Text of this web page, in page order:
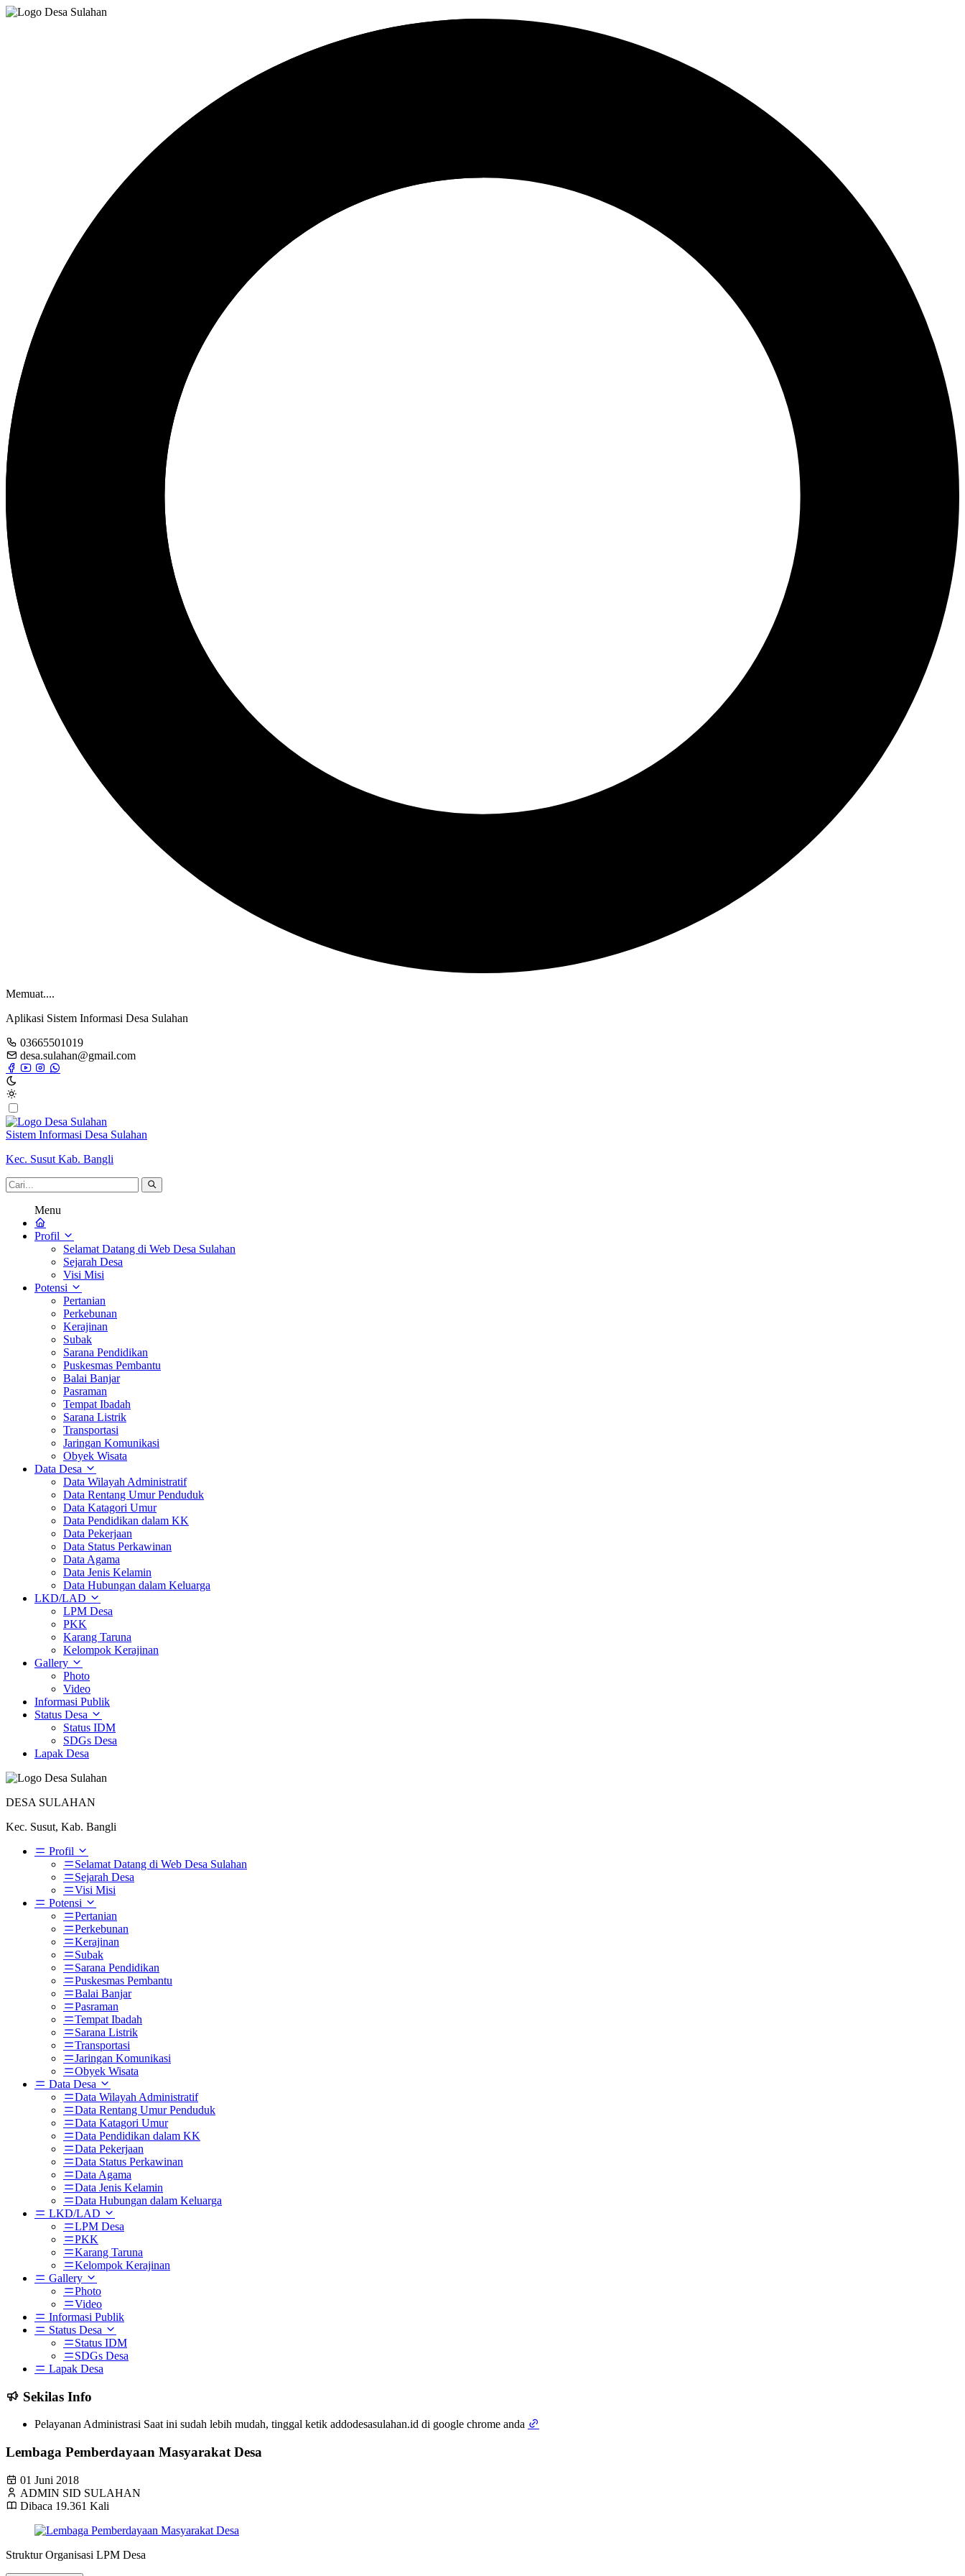
Memuat....
Aplikasi Sistem Informasi Desa Sulahan
03665501019
desa.sulahan@gmail.com
Sistem Informasi Desa Sulahan
Kec. Susut Kab. Bangli
Menu
Profil
Selamat Datang di Web Desa Sulahan
Sejarah Desa
Visi Misi
Potensi
Pertanian
Perkebunan
Kerajinan
Subak
Sarana Pendidikan
Puskesmas Pembantu
Balai Banjar
Pasraman
Tempat Ibadah
Sarana Listrik
Transportasi
Jaringan Komunikasi
Obyek Wisata
Data Desa
Data Wilayah Administratif
Data Rentang Umur Penduduk
Data Katagori Umur
Data Pendidikan dalam KK
Data Pekerjaan
Data Status Perkawinan
Data Agama
Data Jenis Kelamin
Data Hubungan dalam Keluarga
LKD/LAD
LPM Desa
PKK
Karang Taruna
Kelompok Kerajinan
Gallery
Photo
Video
Informasi Publik
Status Desa
Status IDM
SDGs Desa
Lapak Desa
DESA SULAHAN
Kec. Susut, Kab. Bangli
Profil
Selamat Datang di Web Desa Sulahan
Sejarah Desa
Visi Misi
Potensi
Pertanian
Perkebunan
Kerajinan
Subak
Sarana Pendidikan
Puskesmas Pembantu
Balai Banjar
Pasraman
Tempat Ibadah
Sarana Listrik
Transportasi
Jaringan Komunikasi
Obyek Wisata
Data Desa
Data Wilayah Administratif
Data Rentang Umur Penduduk
Data Katagori Umur
Data Pendidikan dalam KK
Data Pekerjaan
Data Status Perkawinan
Data Agama
Data Jenis Kelamin
Data Hubungan dalam Keluarga
LKD/LAD
LPM Desa
PKK
Karang Taruna
Kelompok Kerajinan
Gallery
Photo
Video
Informasi Publik
Status Desa
Status IDM
SDGs Desa
Lapak Desa
Sekilas Info
Pelayanan Administrasi Saat ini sudah lebih mudah, tinggal ketik addodesasulahan.id di google chrome anda
Lembaga Pemberdayaan Masyarakat Desa
01 Juni 2018
ADMIN SID SULAHAN
Dibaca 19.361 Kali
Struktur Organisasi LPM Desa